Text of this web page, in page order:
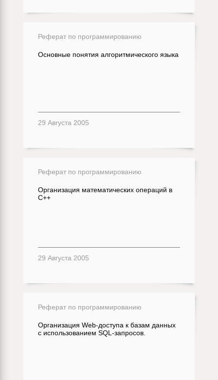
Реферат по программированию
Основные понятия алгоритмического языка
29 Августа 2005
Реферат по программированию
Организация математических операций в
С++
29 Августа 2005
Реферат по программированию
Организация Web-доступа к базам данных
с использованием SQL-запросов.